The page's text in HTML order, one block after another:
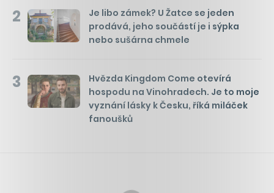
2
Je libo zámek? U Žatce se jeden
prodává, jeho součástí je i sýpka
nebo sušárna chmele
3
Hvězda Kingdom Come otevírá
hospodu na Vinohradech. Je to moje
vyznání lásky k Česku, říká miláček
fanoušků